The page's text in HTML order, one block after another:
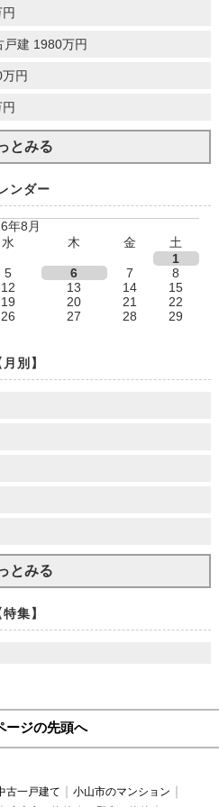
建 1980万円
円
とみる
ンダー
年8月
水 木 金
土
1
5 6 7
8
12 13 14
15
19 20 21
22
26 27 28
29
月別】
とみる
特集】
ージの先頭へ
古一戸建て
小山市のマンション